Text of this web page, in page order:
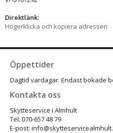
Direktlänk:
Högerklicka och kopiera adressen
Öppettider
Dagtid vardagar. Endast bokade
Kontakta oss
Skytteservice i Älmhult
Tel: 070-657 48 79
E-post: